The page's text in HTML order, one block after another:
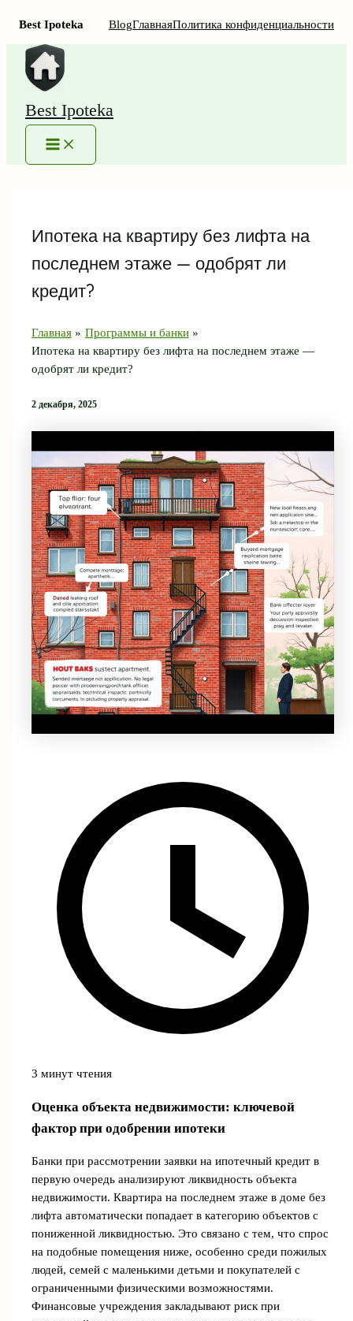
Best Ipoteka BlogГлавнаяПолитика конфиденциальности
Перейти
содержимому
Best Ipoteka
MAIN
MENU
Ипотека на квартиру без лифта на
последнем этаже — одобрят ли
кредит?
Главная
Программы и банки
Ипотека на квартиру без лифта на последнем этаже —
одобрят ли кредит?
2 декабря, 2025
3 минут чтения
Оценка объекта недвижимости: ключевой
фактор при одобрении ипотеки
Банки при рассмотрении заявки на ипотечный кредит в
первую очередь анализируют ликвидность объекта
недвижимости. Квартира на последнем этаже в доме без
лифта автоматически попадает в категорию объектов с
пониженной ликвидностью. Это связано с тем, что спрос
на подобные помещения ниже, особенно среди пожилых
людей, семей с маленькими детьми и покупателей с
ограниченными физическими возможностями.
Финансовые учреждения закладывают риск при